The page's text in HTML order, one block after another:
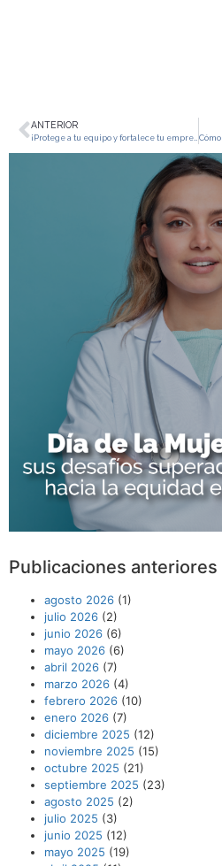
ANTERIOR
Publicaciones anteriores
agosto 2026 (1)
julio 2026 (2)
junio 2026 (6)
mayo 2026 (6)
abril 2026 (7)
marzo 2026 (4)
febrero 2026 (10)
enero 2026 (7)
diciembre 2025 (12)
noviembre 2025 (15)
octubre 2025 (21)
septiembre 2025 (23)
agosto 2025 (2)
julio 2025 (3)
junio 2025 (12)
mayo 2025 (19)